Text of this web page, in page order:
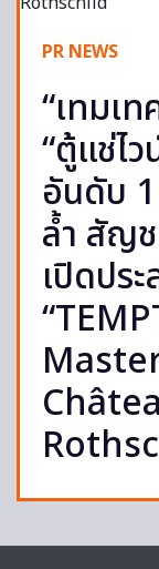
PR NEWS
“เทมเ
“ตู้แช่ไ
อันดับ 1
ล้ำ สัญ
เปิดปร